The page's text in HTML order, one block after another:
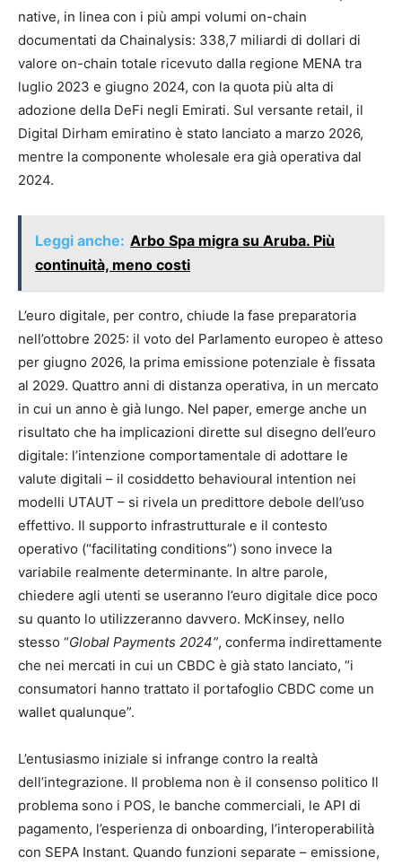
native, in linea con i più ampi volumi on-chain
documentati da Chainalysis: 338,7 miliardi di dollari di
valore on-chain totale ricevuto dalla regione MENA tra
luglio 2023 e giugno 2024, con la quota più alta di
adozione della DeFi negli Emirati. Sul versante retail, il
Digital Dirham emiratino è stato lanciato a marzo 2026,
mentre la componente wholesale era già operativa dal
2024.
Leggi anche: Arbo Spa migra su Aruba. Più
continuità, meno costi
L’euro digitale, per contro, chiude la fase preparatoria
nell’ottobre 2025: il voto del Parlamento europeo è atteso
per giugno 2026, la prima emissione potenziale è fissata
al 2029. Quattro anni di distanza operativa, in un mercato
in cui un anno è già lungo. Nel paper, emerge anche un
risultato che ha implicazioni dirette sul disegno dell’euro
digitale: l’intenzione comportamentale di adottare le
valute digitali – il cosiddetto behavioural intention nei
modelli UTAUT – si rivela un predittore debole dell’uso
effettivo. Il supporto infrastrutturale e il contesto
operativo (“facilitating conditions”) sono invece la
variabile realmente determinante. In altre parole,
chiedere agli utenti se useranno l’euro digitale dice poco
su quanto lo utilizzeranno davvero. McKinsey, nello
stesso “Global Payments 2024”, conferma indirettamente
che nei mercati in cui un CBDC è già stato lanciato, “i
consumatori hanno trattato il portafoglio CBDC come un
wallet qualunque”.
L’entusiasmo iniziale si infrange contro la realtà
dell’integrazione. Il problema non è il consenso politico Il
problema sono i POS, le banche commerciali, le API di
pagamento, l’esperienza di onboarding, l’interoperabilità
con SEPA Instant. Quando funzioni separate – emissione,